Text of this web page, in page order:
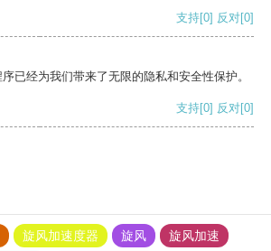
支持[0] 反对[0]
已经为我们带来了无限的隐私和安全性保护。
支持[0] 反对[0]
旋风加速度器 旋风
旋风加速